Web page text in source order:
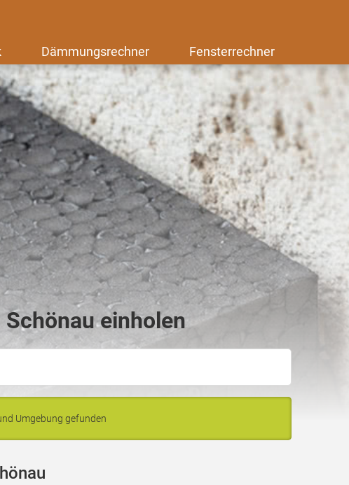
Dämmungsrechner Fensterrechner
einholen
Umgebung gefunden